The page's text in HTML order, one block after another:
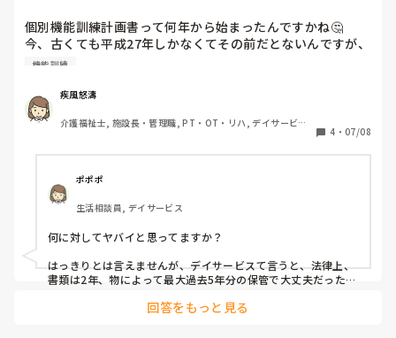
個別機能訓練計画書って何年から始まったんですかね🤔
今、古くても平成27年しかなくてその前だとないんですが、
調べても出てこず……
機能訓練
疾風怒濤
介護福祉士, 施設長・管理職, PT・OT・リハ, デイサービス,
4 ・ 07/08
ポポポ
生活相談員, デイサービス
何に対してヤバイと思ってますか？
はっきりとは言えませんが、デイサービスて言うと、法律上、
書類は2年、物によって最大過去5年分の保管で大丈夫だったと
回答をもっと見る